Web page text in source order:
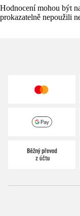
Hodnocení mohou být
prokazatelně nepoužili